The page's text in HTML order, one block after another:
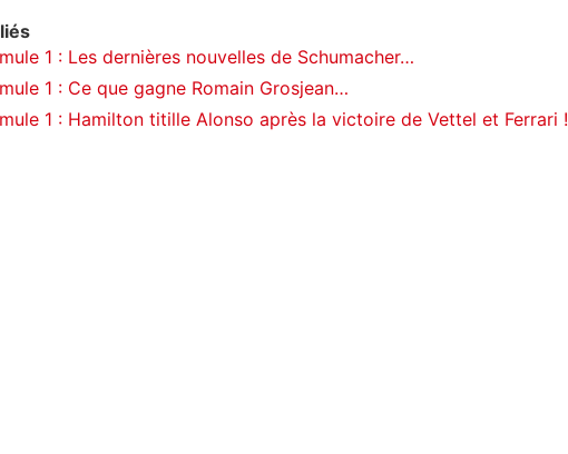
1 : Les dernières nouvelles de Schumacher…
1 : Ce que gagne Romain Grosjean…
1 : Hamilton titille Alonso après la victoire de Vettel et Ferrari !